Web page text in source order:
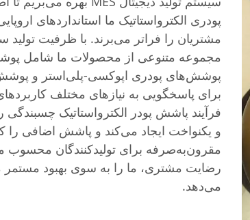
پودری الکترواستاتیک ما استانداردهای
مجموعه متنوعی از محصولات ما شامل
پوشش‌های پودری اپوکسی-پلی‌استر و
برای پاسخگویی به نیازهای مختلف
فرآیند پاشش پودر الکترواستاتیک
و یکنواخت ایجاد می‌کند و پاشش اضافی را
مقرون‌به‌صرفه برای تولیدکنندگان محسوب
رضایت مشتری، ما را به سوی بهبود
می‌دهد.